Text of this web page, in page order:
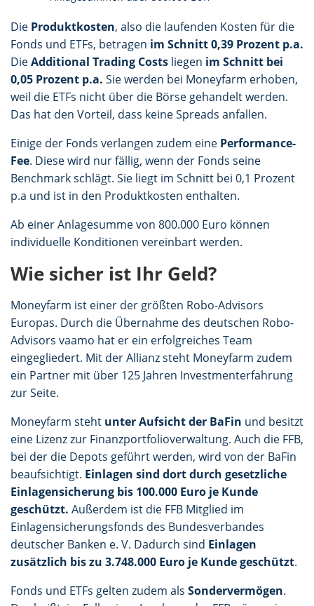
Die Produktkosten, also die laufenden Kosten für die
Fonds und ETFs, betragen im Schnitt 0,39 Prozent p.a.
DieAdditional Trading Costs liegen im Schnitt bei
0,05 Prozent p.a. Sie werden bei Moneyfarm erhoben,
weil die ETFs nicht über die Börse gehandelt werden.
Das hat den Vorteil, dass keine Spreads anfallen.
Einige der Fonds verlangen zudem eine Performance-
Fee. Diese wird nur fällig, wenn der Fonds seine
Benchmark schlägt. Sie liegt im Schnitt bei 0,1 Prozent
p.a und ist in den Produktkosten enthalten.
Ab einer Anlagesumme von 800.000 Euro können
individuelle Konditionen vereinbart werden.
Wie sicher ist Ihr Geld?
Moneyfarm ist einer der größten Robo-Advisors
Europas. Durch die Übernahme des deutschen Robo-
Advisors vaamo hat er ein erfolgreiches Team
eingegliedert. Mit der Allianz steht Moneyfarm zudem
ein Partner mit über 125 Jahren Investmenterfahrung
zur Seite.
Moneyfarm steht unter Aufsicht der BaFin und besitzt
eine Lizenz zur Finanzportfolioverwaltung. Auch die FFB,
bei der die Depots geführt werden, wird von der BaFin
beaufsichtigt. Einlagen sind dort durch gesetzliche
Einlagensicherung bis 100.000 Euro je Kunde
geschützt. Außerdem ist die FFB Mitglied im
Einlagensicherungsfonds des Bundesverbandes
deutscher Banken e. V. Dadurch sind Einlagen
zusätzlich bis zu 3.748.000 Euro je Kunde geschützt.
Fonds und ETFs gelten zudem als Sondervermögen.